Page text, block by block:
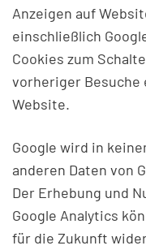
Anzeigen auf
einschließlich
Cookies zum
vorheriger Besuche
Website.
Google wird in
anderen Daten von
Der Erhebung und
Google Analytics
für die Zukunft